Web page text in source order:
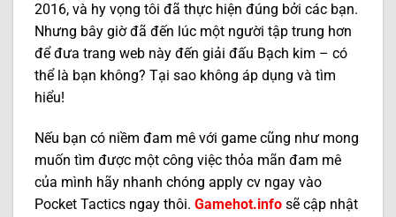
2016, và hy vọng tôi đã thực hiện đúng bởi các bạn.
Nhưng bây giờ đã đến lúc một người tập trung hơn
để đưa trang web này đến giải đấu Bạch kim – có
thể là bạn không? Tại sao không áp dụng và tìm
hiểu!
Nếu bạn có niềm đam mê với game cũng như mong
muốn tìm được một công việc thỏa mãn đam mê
của mình hãy nhanh chóng apply cv ngay vào
Pocket Tactics ngay thôi. Gamehot.info sẽ cập nhật